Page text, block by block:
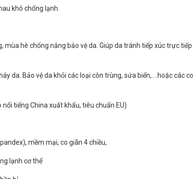
khô chống lạnh.
mùa hè chống nắng bảo vệ da. Giúp da tránh tiếp xúc trực
da. Bảo vệ da khỏi các loại côn trùng, sứa biển,....hoặc các
tiếng China xuất khẩu, tiêu chuẩn EU)
mềm mại, co giãn 4 chiều,
lạnh cơ thể